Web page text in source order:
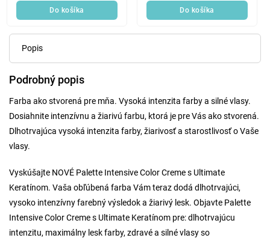
Do košíka Do košíka
Popis
Podrobný popis
Farba ako stvorená pre mňa. Vysoká intenzita farby a silné vlasy.
Dosiahnite intenzívnu a žiarivú farbu, ktorá je pre Vás ako stvorená.
Dlhotrvajúca vysoká intenzita farby, žiarivosť a starostlivosť o Vaše
vlasy.
Vyskúšajte NOVÉ Palette Intensive Color Creme s Ultimate
Keratínom. Vaša obľúbená farba Vám teraz dodá dlhotrvajúci,
vysoko intenzívny farebný výsledok a žiarivý lesk. Objavte Palette
Intensive Color Creme s Ultimate Keratínom pre: dlhotrvajúcu
intenzitu, maximálny lesk farby, zdravé a silné vlasy so